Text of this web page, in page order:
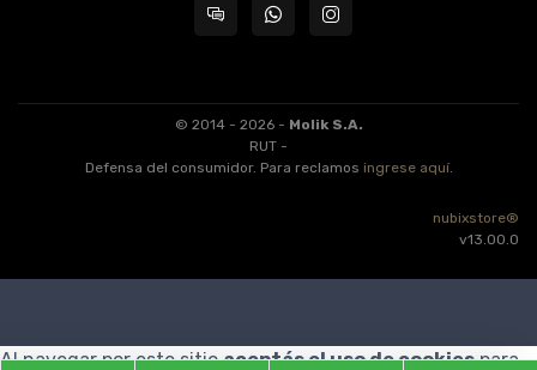
© 2014 - 2026 - Molik S.A.
RUT -
Defensa del consumidor. Para reclamos ingrese aquí.
nubixstore®
v13.00.0
Al navegar por este sitioaceptás el uso de cookiespara